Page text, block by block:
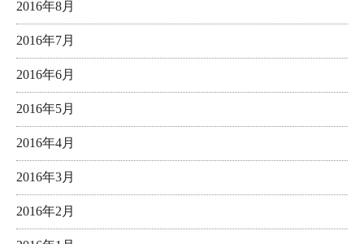
2016年8月
2016年7月
2016年6月
2016年5月
2016年4月
2016年3月
2016年2月